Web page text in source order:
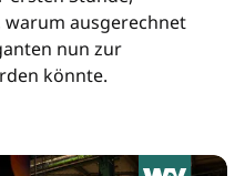
ausgerechnet
nun zur
könnte.